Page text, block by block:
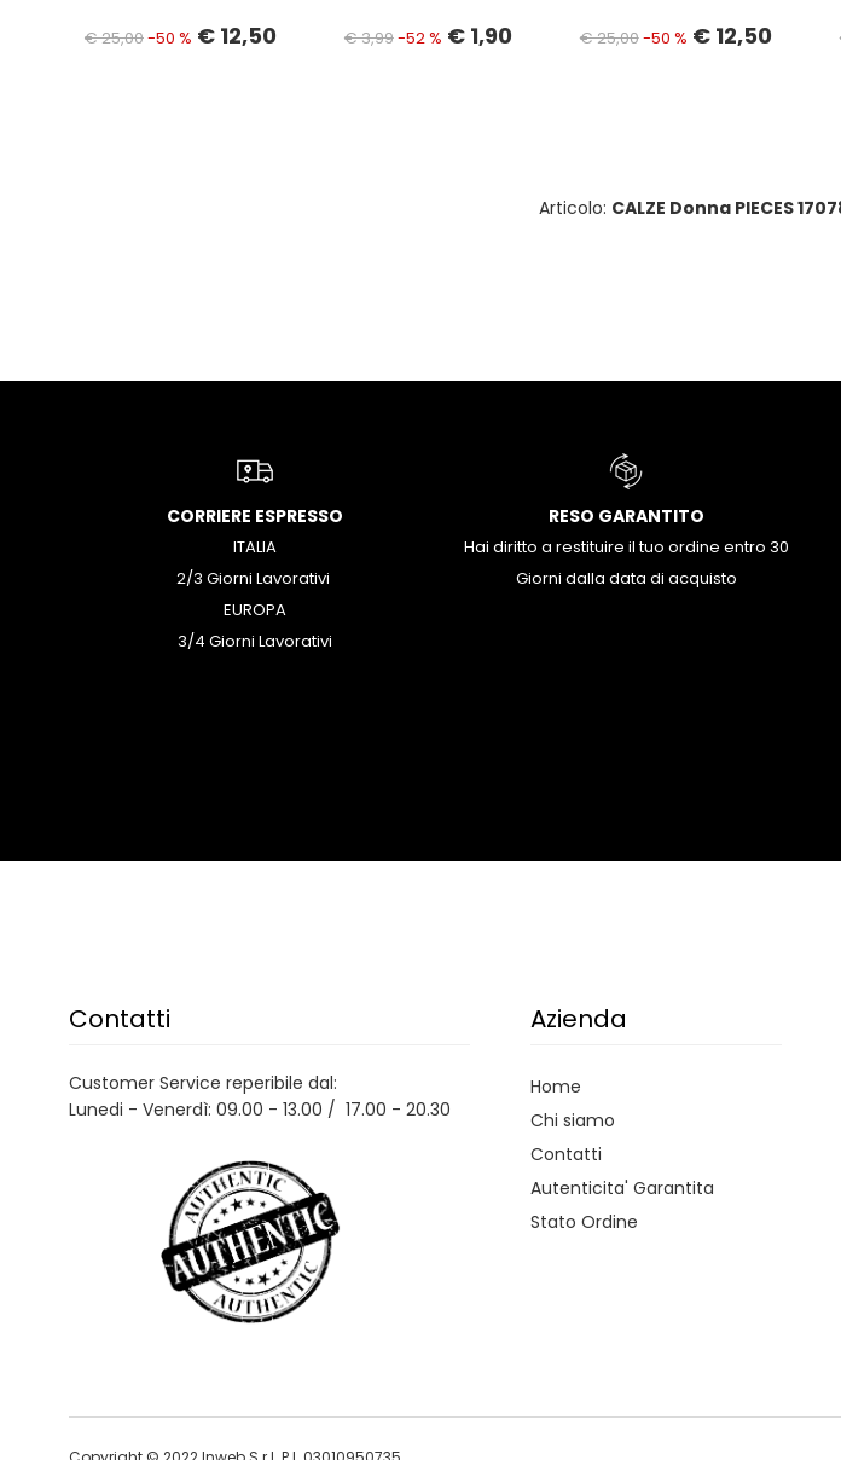
€ 25,00-50 % € 12,50 € 3,99-52 % € 1,90 € 25,00-50 % € 12,50
Articolo: CALZE Donna PIECES
CORRIERE ESPRESSO
ITALIA
2/3 Giorni Lavorativi
EUROPA
3/4 Giorni Lavorativi
RESO GARANTITO
Hai diritto a restituire il tuo ordine entro 30
Giorni dalla data di acquisto
Contatti
Customer Service reperibile dal:
Lunedi - Venerdì: 09.00 - 13.00 / 17.00 - 20.30
Azienda
Home
Chi siamo
Contatti
Autenticita' Garantita
Stato Ordine